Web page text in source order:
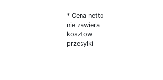
* Cena netto
nie zawiera
kosztow
przesyłki